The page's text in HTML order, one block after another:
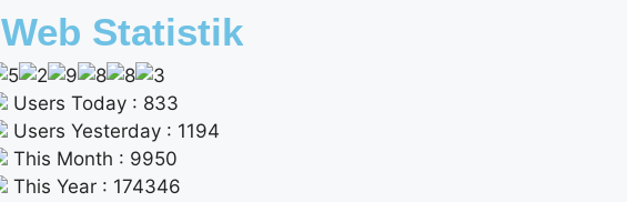
Web Statistik
Users Today : 833
Users Yesterday : 1194
This Month : 9950
This Year : 174346